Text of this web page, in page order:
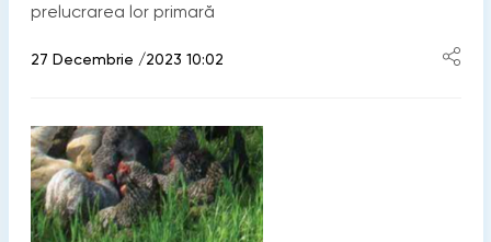
prelucrarea lor primară
27 Decembrie /2023 10:02